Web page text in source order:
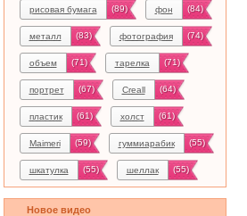
рисовая бумага (89) фон (84)
металл (83) фотография (74)
объем (71) тарелка (71)
портрет (67) Creall (64)
пластик (61) холст (61)
Maimeri (59) гуммиарабик (55)
шкатулка (55) шеллак (55)
Новое видео